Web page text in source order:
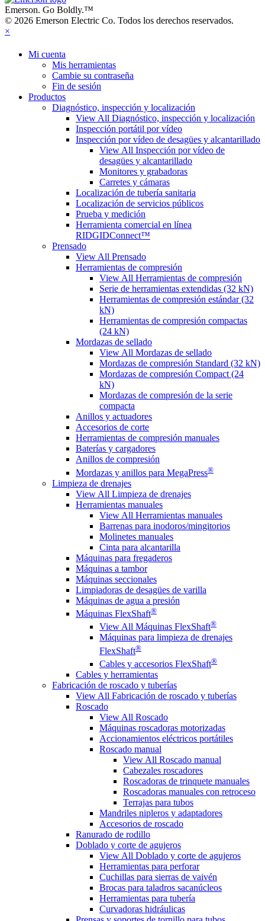
Emerson. Go Boldly.™
© 2026 Emerson Electric Co. Todos los derechos reservados.
×
Mi cuenta
Mis herramientas
Cambie su contraseña
Fin de sesión
Productos
Diagnóstico, inspección y localización
View All Diagnóstico, inspección y localización
Inspección portátil por vídeo
Inspección por vídeo de desagües y alcantarillado
View All Inspección por vídeo de
desagües y alcantarillado
Monitores y grabadoras
Carretes y cámaras
Localización de tubería sanitaria
Localización de servicios públicos
Prueba y medición
Herramienta comercial en línea
RIDGIDConnect™
Prensado
View All Prensado
Herramientas de compresión
View All Herramientas de compresión
Serie de herramientas extendidas (32 kN)
Herramientas de compresión estándar (32
kN)
Herramientas de compresión compactas
(24 kN)
Mordazas de sellado
View All Mordazas de sellado
Mordazas de compresión Standard (32 kN)
Mordazas de compresión Compact (24
kN)
Mordazas de compresión de la serie
compacta
Anillos y actuadores
Accesorios de corte
Herramientas de compresión manuales
Baterías y cargadores
Anillos de compresión
Mordazas y anillos para MegaPress®
Limpieza de drenajes
View All Limpieza de drenajes
Herramientas manuales
View All Herramientas manuales
Barrenas para inodoros/mingitorios
Molinetes manuales
Cinta para alcantarilla
Máquinas para fregaderos
Máquinas a tambor
Máquinas seccionales
Limpiadoras de desagües de varilla
Máquinas de agua a presión
Máquinas FlexShaft®
View All Máquinas FlexShaft®
Máquinas para limpieza de drenajes
FlexShaft®
Cables y accesorios FlexShaft®
Cables y herramientas
Fabricación de roscado y tuberías
View All Fabricación de roscado y tuberías
Roscado
View All Roscado
Máquinas roscadoras motorizadas
Accionamientos eléctricos portátiles
Roscado manual
View All Roscado manual
Cabezales roscadores
Roscadoras de trinquete manuales
Roscadoras manuales con retroceso
Terrajas para tubos
Mandriles nipleros y adaptadores
Accesorios de roscado
Ranurado de rodillo
Doblado y corte de agujeros
View All Doblado y corte de agujeros
Herramientas para perforar
Cuchillas para sierras de vaivén
Brocas para taladros sacanúcleos
Herramientas para tubería
Curvadoras hidráulicas